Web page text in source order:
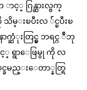
င့္ ဂြန္ဆားလ္ဗက္
မ္းၿပီးလ ််င္ၿပီးၿ
းတြင္မွ ဘရင္ဂ ်ီဘု
င့္ ရွာေဖြမွု ကို လ
မည္းေတာ္နတ္ရြ